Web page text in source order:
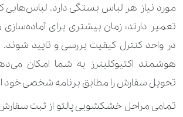
روسری 100.000 تومان
ژاکت بلند 210.000 تومان
ژاکت ساده 170.000 تومان
مورد نیاز هر لباس بستگی دارد. لباس‌هایی
تعمیر دارند؛ زمان بیشتری برای
در واحد کنترل کیفیت بررسی و تایید شوند.
هوشمند اکتیوکلینرز به شما امکان
تحویل سفارش را مطابق برنامه شخصی خود
تمامی مراحل خشکشویی پالتو از ثبت سفارش